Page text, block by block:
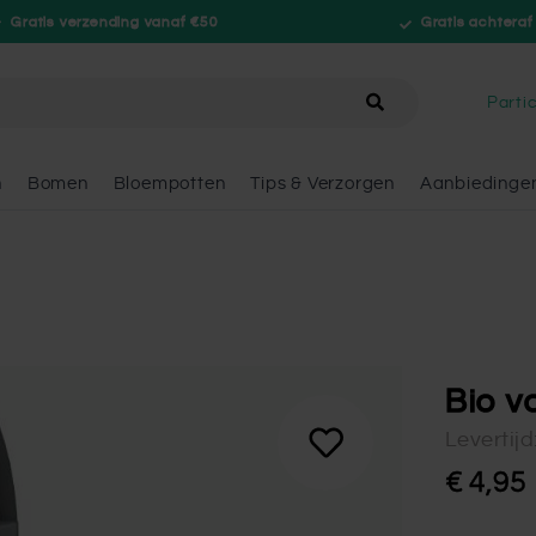
Gratis verzending vanaf €50 Gratis
Bomen Bloempotten Tips & Verzorgen
Bio
€ 4,95